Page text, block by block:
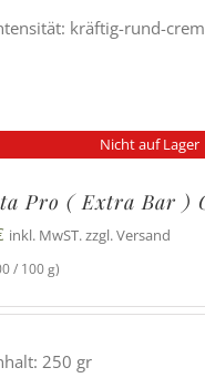
kräftig-rund-
Nicht auf Lager
Pro ( Extra Bar )
inkl. MwST. zzgl. Versand
/ 100 g)
250 gr